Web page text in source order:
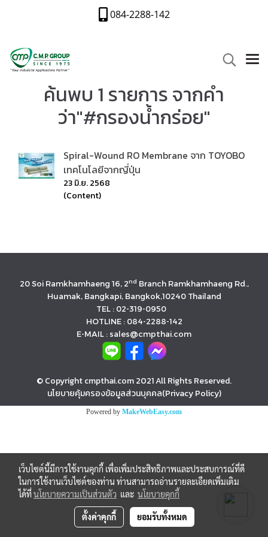
084-2288-142
ค้นพบ 1 รายการ จากคำ
ว่า"#กรองน้ำกร่อย"
Spiral-Wound RO Membrane จาก TOYOBO
เทคโนโลยีจากญี่ปุ่น
23 มิ.ย. 2568
(Content)
20 Soi Ramkhamhaeng 16, 2nd Branch Ramkhamhaeng Rd.,
Huamak, Bangkapi, Bangkok,10240 Thailand
TEL : 02-319-0950
HOTLINE : 084-2288-142
E-MAIL : sales@cmpthai.com
© Copyright cmpthai.com 2021 All Rights Reserved.
นโยบายคุ้มครองข้อมูลส่วนบุคคล(Privacy Policy)
Powered by MakeWebEasy.com
เว็บไซต์นี้มีการใช้งานคุกกี้ เพื่อเพิ่มประสิทธิภาพและประสบการณ์ที่ดี
ในการใช้งานเว็บไซต์ของท่าน ท่านสามารถอ่านรายละเอียดเพิ่มเติม
ได้ที่นโยบายความเป็นส่วนตัว และ นโยบายคุกกี้
ตั้งค่าคุกกี้ ยอมรับทั้งหมด